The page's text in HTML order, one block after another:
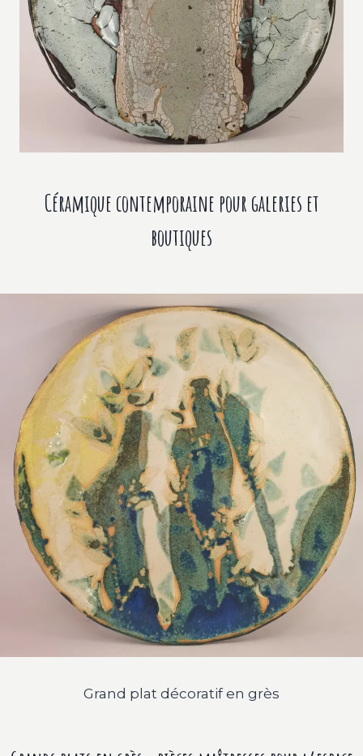
Céramique contemporaine pour galeries et
boutiques
Grand plat décoratif en grès